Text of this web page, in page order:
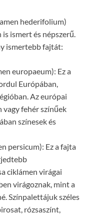
hederifolium)
ismert és népszerű.
ismertebb fajtát:
europaeum): Ez a
Európában,
Az európai
vagy fehér színűek
színesek és
persicum): Ez a fajta
ciklámen virágai
virágoznak, mint a
Színpalettájuk széles
rózsaszínt,